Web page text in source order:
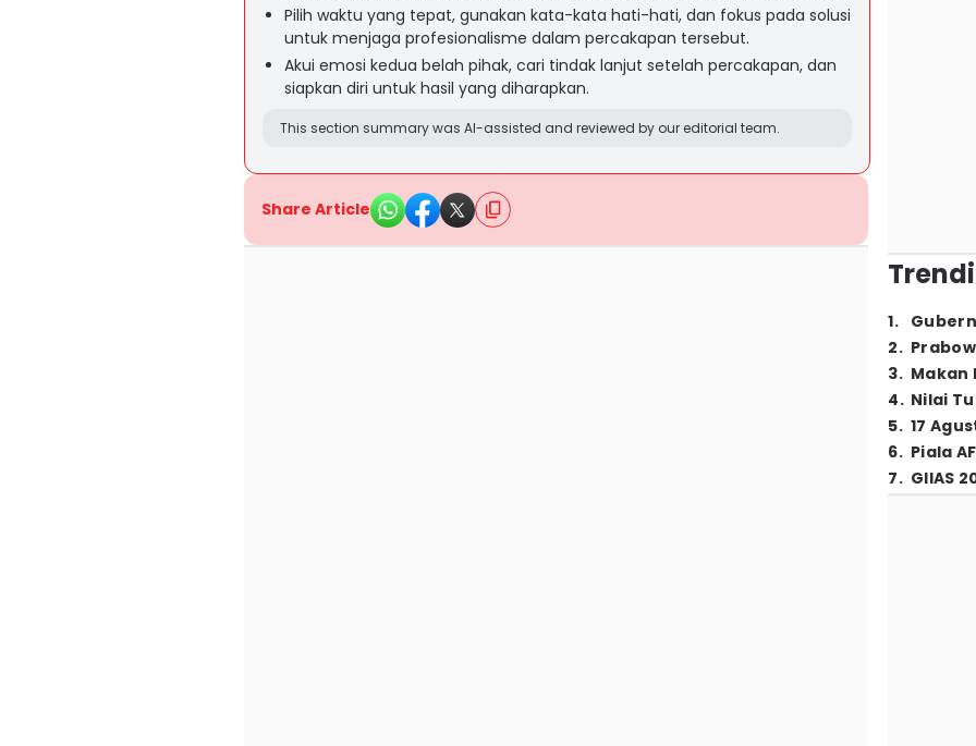
Pilih waktu yang tepat, gunakan kata-kata hati-hati, dan fokus pada solusi
untuk menjaga profesionalisme dalam percakapan tersebut.
Akui emosi kedua belah pihak, cari tindak lanjut setelah percakapan, dan
siapkan diri untuk hasil yang diharapkan.
This section summary was AI-assisted and reviewed by our editorial team.
Share Article
1.
2.
3. Makan
4. Nilai
5. 17
6. Piala
7. GIIAS